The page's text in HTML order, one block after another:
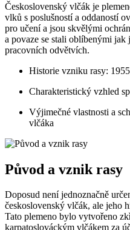
Československý vlčák je
vlků s poslušností a oddaností
pro učení a jsou skvělými
a povaze se stali oblíbenými
pracovních odvětvích.
Historie vzniku rasy:
Charakteristický vzhled
Výjimečné vlastnosti a
vlčáka
Původ a vznik rasy
Doposud není jednoznačně
československý vlčák, ale jeho
Tato plemeno bylo vytvořeno
karpatoslováckým vlčákem za